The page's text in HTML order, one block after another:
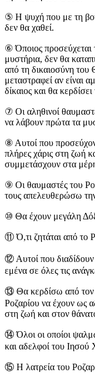
⑤ Η ψυχή που με τη
δεν θα χαθεί.
⑥ Όποιος προσεύχεται
μυστήρια, δεν θα
από τη δικαιοσύνη του
μεταστραφεί αν είναι
δίκαιος και θα
⑦ Οι αληθινοί
να λάβουν πρώτα τα
⑧ Αυτοί που
πλήρες χάρις στη ζωή
συμμετάσχουν στα
⑨ Οι θαυμαστές του
τους απελευθερώσω
⑩ Θα έχουν μεγάλη
⑪ Ό,τι ζητάται από το
⑫ Αυτοί που
εμένα σε όλες τις
⑬ Θα κερδίσω από τον
Ροζαρίου να έχουν ως
στη ζωή και στον
⑭ Όλοι οι οποίοι
και αδελφοί του
⑮ Η λατρεία του